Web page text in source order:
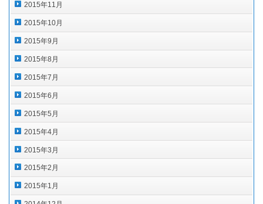
2015年11月
2015年10月
2015年9月
2015年8月
2015年7月
2015年6月
2015年5月
2015年4月
2015年3月
2015年2月
2015年1月